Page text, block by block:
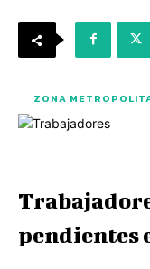
ZONA
pendientes